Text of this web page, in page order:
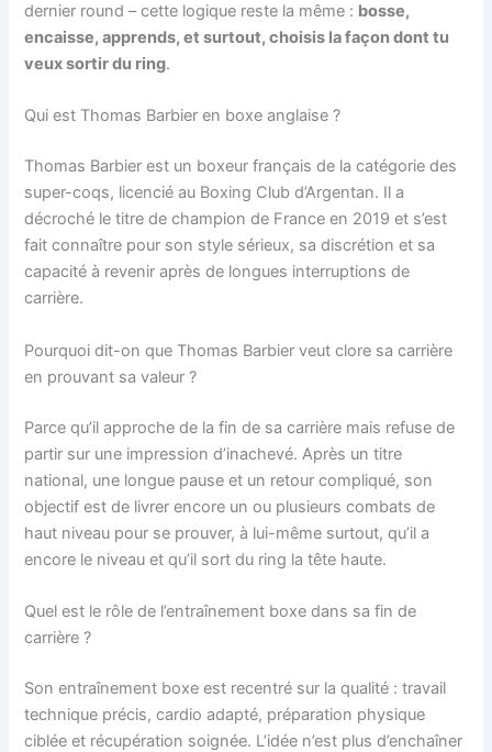
dernier round – cette logique reste la même : bosse,
encaisse, apprends, et surtout, choisis la façon dont tu
veux sortir du ring.
Qui est Thomas Barbier en boxe anglaise ?
Thomas Barbier est un boxeur français de la catégorie des
super-coqs, licencié au Boxing Club d’Argentan. Il a
décroché le titre de champion de France en 2019 et s’est
fait connaître pour son style sérieux, sa discrétion et sa
capacité à revenir après de longues interruptions de
carrière.
Pourquoi dit-on que Thomas Barbier veut clore sa carrière
en prouvant sa valeur ?
Parce qu’il approche de la fin de sa carrière mais refuse de
partir sur une impression d’inachevé. Après un titre
national, une longue pause et un retour compliqué, son
objectif est de livrer encore un ou plusieurs combats de
haut niveau pour se prouver, à lui-même surtout, qu’il a
encore le niveau et qu’il sort du ring la tête haute.
Quel est le rôle de l’entraînement boxe dans sa fin de
carrière ?
Son entraînement boxe est recentré sur la qualité : travail
technique précis, cardio adapté, préparation physique
ciblée et récupération soignée. L’idée n’est plus d’enchaîner